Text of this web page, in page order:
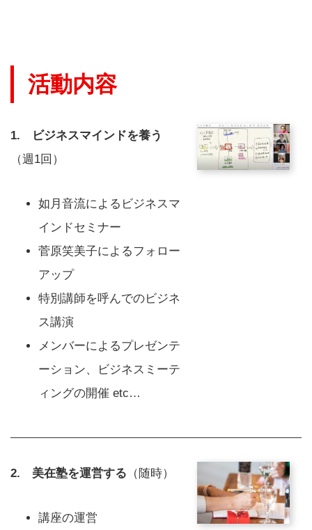
活動内容
1. ビジネスマインドを養う
（週1回）
如月音流によるビジネスマ
インドセミナー
菅原笑美子によるフォロー
アップ
特別講師を呼んでのビジネ
ス講演
メンバーによるプレゼンテ
ーション、ビジネスミーテ
ィングの開催 etc…
2. 美在塾を運営する （随時）
講座の運営